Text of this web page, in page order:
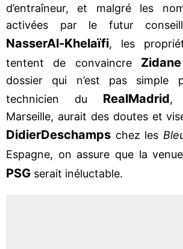
d’entraîneur, et malgré les
activées par le futur
NasserAl-Khelaïfi, les
tentent de convaincre Zidane
dossier qui n’est pas simple
technicien du RealMadrid,
Marseille, aurait des doutes et
DidierDeschamps chez les
Espagne, on assure que la
PSG serait inéluctable.